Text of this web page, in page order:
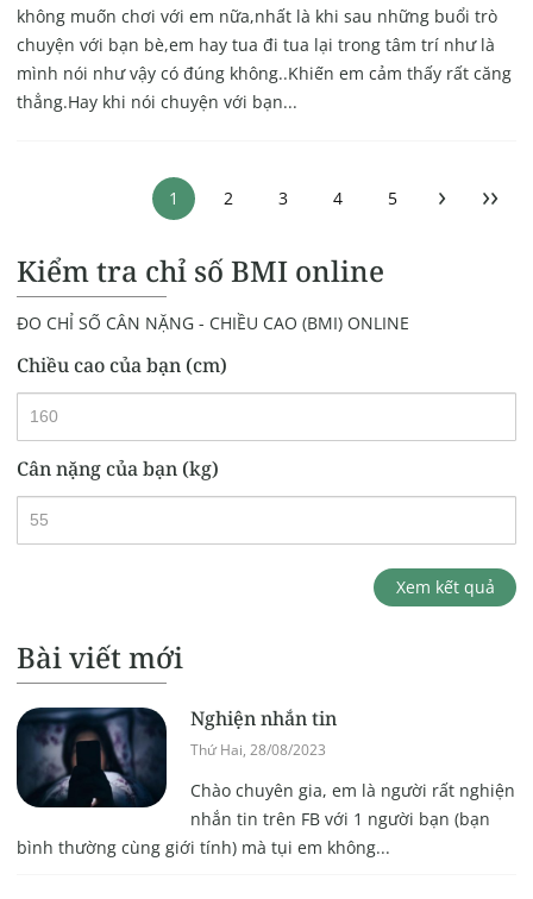
không muốn chơi với em nữa,nhất là khi sau những buổi trò
chuyện với bạn bè,em hay tua đi tua lại trong tâm trí như là
mình nói như vậy có đúng không..Khiến em cảm thấy rất căng
thẳng.Hay khi nói chuyện với bạn...
1 2 3 4 5 ›
››
Kiểm tra chỉ số BMI online
ĐO CHỈ SỐ CÂN NẶNG - CHIỀU CAO (BMI) ONLINE
Chiều cao của bạn (cm)
Cân nặng của bạn (kg)
Xem kết quả
Bài viết mới
Nghiện nhắn tin
Thứ Hai, 28/08/2023
Chào chuyên gia, em là người rất nghiện
nhắn tin trên FB với 1 người bạn (bạn
bình thường cùng giới tính) mà tụi em không...